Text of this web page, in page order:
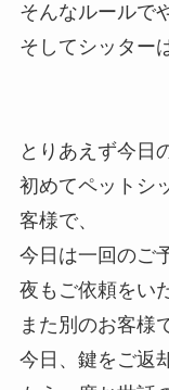
そんなルールで
そしてシッター
とりあえず今日
初めてペットシ
客様で、
今日は一回のご
夜もご依頼をい
また別のお客様
今日、鍵をご返